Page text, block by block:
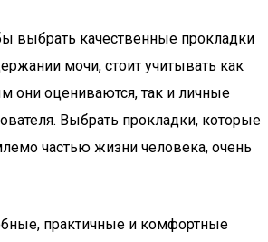
выбрать качественные прокладки
мочи, стоит учитывать как
они оцениваются, так и личные
Выбрать прокладки, которые
частью жизни человека, очень
практичные и комфортные